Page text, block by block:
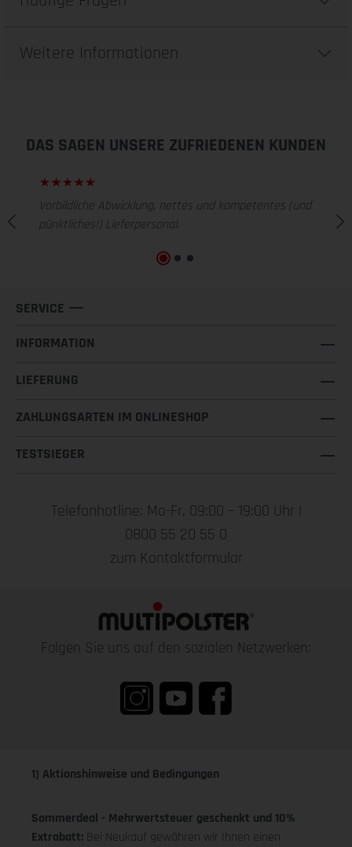
Weitere Informationen
DAS SAGEN UNSERE ZUFRIEDENEN KUNDEN
Vorbildliche Abwicklung, nettes und kompetentes (und
pünktliches!) Lieferpersonal.
SERVICE
INFORMATION
LIEFERUNG
ZAHLUNGSARTEN IM ONLINESHOP
TESTSIEGER
Telefonhotline: Mo-Fr, 09:00 – 19:00 Uhr |
0800 55 20 55 0
zum Kontaktformular
Folgen Sie uns auf den sozialen Netzwerken:
1) Aktionshinweise und Bedingungen
Sommerdeal - Mehrwertsteuer geschenkt und 10%
Extrabatt: Bei Neukauf gewähren wir Ihnen einen